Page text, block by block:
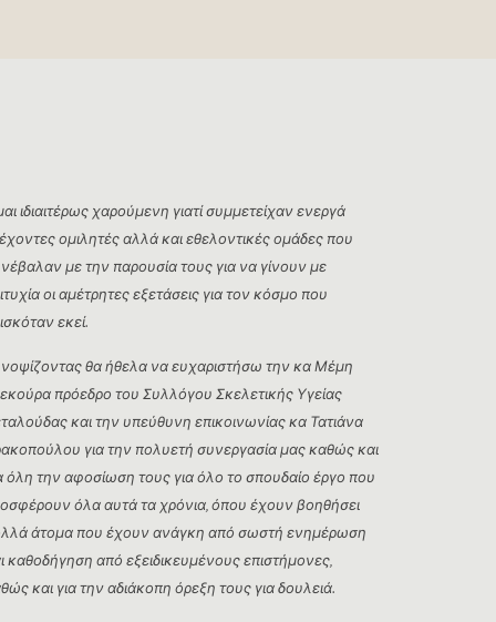
ιδιαιτέρως χαρούμενη γιατί συμμετείχαν ενεργά
ομιλητές αλλά και εθελοντικές ομάδες που
με την παρουσία τους για να γίνουν με
οι αμέτρητες εξετάσεις για τον κόσμο που
εκεί.
θα ήθελα να ευχαριστήσω την κα Μέμη
πρόεδρο του Συλλόγου Σκελετικής Υγείας
και την υπεύθυνη επικοινωνίας κα Τατιάνα
για την πολυετή συνεργασία μας καθώς και
όλη την αφοσίωση τους για όλο το σπουδαίο έργο που
όλα αυτά τα χρόνια, όπου έχουν βοηθήσει
άτομα που έχουν ανάγκη από σωστή ενημέρωση
καθοδήγηση από εξειδικευμένους επιστήμονες,
και για την αδιάκοπη όρεξη τους για δουλειά.